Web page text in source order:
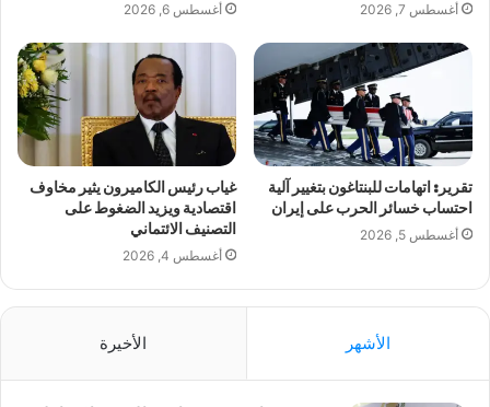
أغسطس 7, 2026
أغسطس 6, 2026
تقرير: اتهامات للبنتاغون بتغيير آلية
احتساب خسائر الحرب على إيران
أغسطس 5, 2026
غياب رئيس الكاميرون يثير مخاوف
اقتصادية ويزيد الضغوط على
التصنيف الائتماني
أغسطس 4, 2026
الأشهر الأخيرة